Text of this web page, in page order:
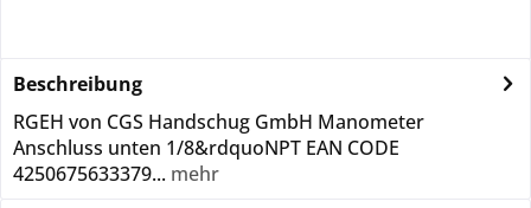
Beschreibung
RGEH von CGS Handschug GmbH Manometer
Anschluss unten 1/8&rdquoNPT EAN CODE
4250675633379... mehr